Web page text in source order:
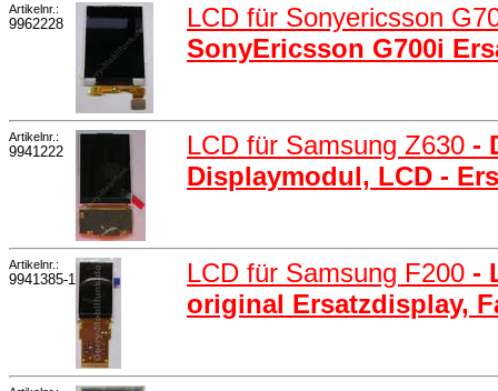
Artikelnr.:
9962228
LCD für Sonyericsson
SonyEricsson G700i
Artikelnr.:
9941222 LCD für Samsung Z630 -
Displaymodul, LCD -
Artikelnr.:
9941385-1 LCD für Samsung F200 -
original Ersatzdisplay,